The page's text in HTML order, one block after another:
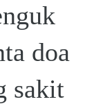
doa
sakit